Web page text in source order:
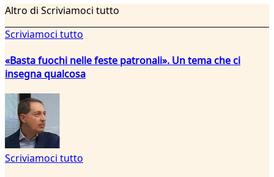
Altro di Scriviamoci tutto
Scriviamoci tutto
«Basta fuochi nelle feste patronali». Un tema che ci
insegna qualcosa
Scriviamoci tutto